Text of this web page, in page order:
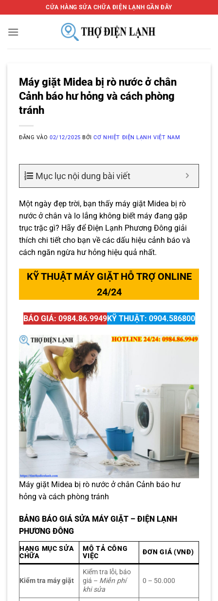
qua
nội
CỬA HÀNG SỬA CHỮA ĐIỆN LẠNH GẦN ĐÂY
Máy giặt Midea bị rò nước ở chân
Cảnh báo hư hỏng và cách phòng
tránh
ĐĂNG VÀO02/12/2025 BỞICƠ NHIỆT ĐIỆN LẠNH VIỆT NAM
Mục lục nội dung bài viết
Một ngày đẹp trời, bạn thấy máy giặt Midea bị rò
nước ở chân và lo lắng không biết máy đang gặp
trục trặc gì? Hãy để Điện Lạnh Phương Đông giải
thích chi tiết cho bạn về các dấu hiệu cảnh báo và
cách ngăn ngừa hư hỏng hiệu quả nhất.
KỸ THUẬT MÁY GIẶT HỖ TRỢ ONLINE
24/24
BÁO GIÁ: 0984.86.9949KỸ THUẬT: 0904.586800
Máy giặt Midea bị rò nước ở chân Cảnh báo hư
hỏng và cách phòng tránh
BẢNG BÁO GIÁ SỬA MÁY GIẶT – ĐIỆN LẠNH
PHƯƠNG ĐÔNG
HẠNG MỤC SỬA
CHỮA
MÔ TẢ CÔNG
VIỆC
ĐƠN GIÁ (VNĐ)
Kiểm tra máy giặt
Kiểm tra lỗi, báo
giá – Miễn phí
khi sửa
0 – 50.000